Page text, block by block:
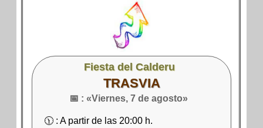
Fiesta del Calderu
TRASVIA
📅 : «Viernes, 7 de agosto»
🕦 : A partir de las 20:00 h.